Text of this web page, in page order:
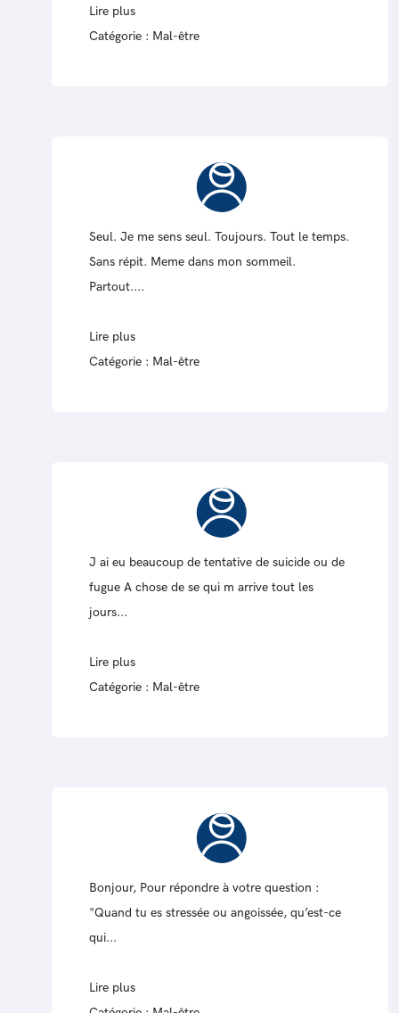
Lire plus
Catégorie : Mal-être
Seul. Je me sens seul. Toujours. Tout le temps.
Sans répit. Meme dans mon sommeil.
Partout....
Lire plus
Catégorie : Mal-être
J ai eu beaucoup de tentative de suicide ou de
fugue A chose de se qui m arrive tout les
jours...
Lire plus
Catégorie : Mal-être
Bonjour, Pour répondre à votre question :
"Quand tu es stressée ou angoissée, qu’est-ce
qui...
Lire plus